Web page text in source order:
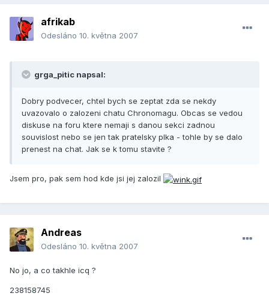
afrikab
Odesláno 10. května 2007
grga_pitic napsal:
Dobry podvecer, chtel bych se zeptat zda se nekdy
uvazovalo o zalozeni chatu Chronomagu. Obcas se vedou
diskuse na foru ktere nemaji s danou sekci zadnou
souvislost nebo se jen tak pratelsky plka - tohle by se dalo
prenest na chat. Jak se k tomu stavite ?
Jsem pro, pak sem hod kde jsi jej zalozil
Andreas
Odesláno 10. května 2007
No jo, a co takhle icq ?
238158745